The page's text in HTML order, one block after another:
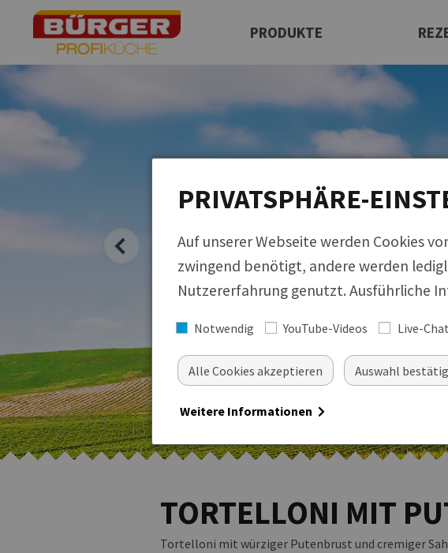
PRODUKTE
Produktfinder
Regionale Küche
Küchen der Welt
Feinkost
TORTELLONI MIT
Tortelloni mit würziger Putenbrust und cremiger
PRIVATSPHÄRE-
Auf unserer Webseite werden Cookies
zwingend benötigt, andere werden
Nutzererfahrung genutzt. Ausführliche
Notwendig YouTube-Videos Live-Chat
Alle Cookies akzeptieren Auswahl
Weitere Informationen